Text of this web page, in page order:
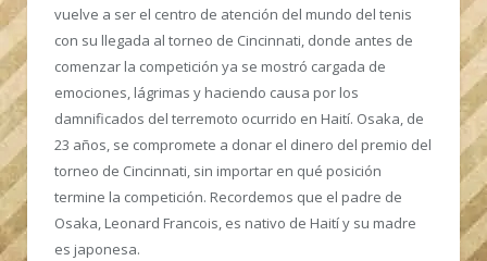
vuelve a ser el centro de atención del mundo del tenis
con su llegada al torneo de Cincinnati, donde antes de
comenzar la competición ya se mostró cargada de
emociones, lágrimas y haciendo causa por los
damnificados del terremoto ocurrido en Haití. Osaka, de
23 años, se compromete a donar el dinero del premio del
torneo de Cincinnati, sin importar en qué posición
termine la competición. Recordemos que el padre de
Osaka, Leonard Francois, es nativo de Haití y su madre
es japonesa.